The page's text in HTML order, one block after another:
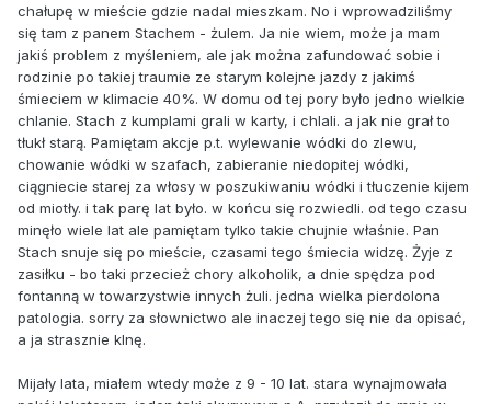
chałupę w mieście gdzie nadal mieszkam. No i wprowadziliśmy
się tam z panem Stachem - żulem. Ja nie wiem, może ja mam
jakiś problem z myśleniem, ale jak można zafundować sobie i
rodzinie po takiej traumie ze starym kolejne jazdy z jakimś
śmieciem w klimacie 40%. W domu od tej pory było jedno wielkie
chlanie. Stach z kumplami grali w karty, i chlali. a jak nie grał to
tłukł starą. Pamiętam akcje p.t. wylewanie wódki do zlewu,
chowanie wódki w szafach, zabieranie niedopitej wódki,
ciągniecie starej za włosy w poszukiwaniu wódki i tłuczenie kijem
od miotły. i tak parę lat było. w końcu się rozwiedli. od tego czasu
minęło wiele lat ale pamiętam tylko takie chujnie właśnie. Pan
Stach snuje się po mieście, czasami tego śmiecia widzę. Żyje z
zasiłku - bo taki przecież chory alkoholik, a dnie spędza pod
fontanną w towarzystwie innych żuli. jedna wielka pierdolona
patologia. sorry za słownictwo ale inaczej tego się nie da opisać,
a ja strasznie klnę.
Mijały lata, miałem wtedy może z 9 - 10 lat. stara wynajmowała